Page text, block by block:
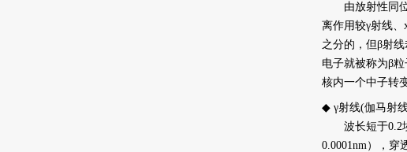
由放射性同位
离作用较γ射线
之分的，但β射
电子就被称为β
核内一个中子转
◆ γ射线(伽马射
波长短于0.2埃
0.0001nm），穿